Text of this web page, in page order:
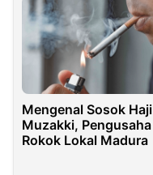
Mengenal Sosok Haji
Muzakki, Pengusaha
Rokok Lokal Madura